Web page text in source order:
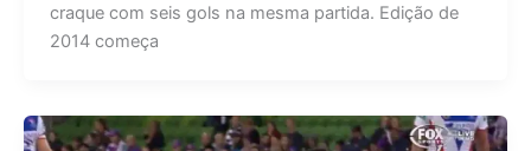
craque com seis gols na mesma partida. Edição de
2014 começa